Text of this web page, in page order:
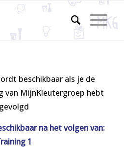
beschikbaar als je de
van MijnKleutergroep hebt
gevolgd
na het volgen van:
1